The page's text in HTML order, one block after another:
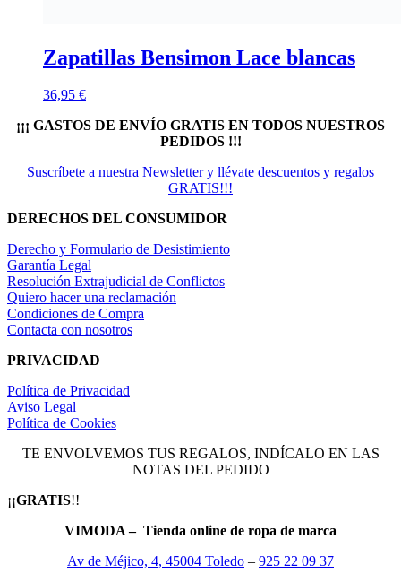
Zapatillas Bensimon Lace blancas
36,95 €
¡¡¡ GASTOS DE ENVÍO GRATIS EN TODOS NUESTROS
PEDIDOS !!!
Suscríbete a nuestra Newsletter y llévate descuentos y regalos
GRATIS!!!
DERECHOS DEL CONSUMIDOR
Derecho y Formulario de Desistimiento
Garantía Legal
Resolución Extrajudicial de Conflictos
Quiero hacer una reclamación
Condiciones de Compra
Contacta con nosotros
PRIVACIDAD
Política de Privacidad
Aviso Legal
Política de Cookies
TE ENVOLVEMOS TUS REGALOS, INDÍCALO EN LAS
NOTAS DEL PEDIDO
¡¡GRATIS!!
VIMODA – Tienda online de ropa de marca
Av de Méjico, 4, 45004 Toledo – 925 22 09 37